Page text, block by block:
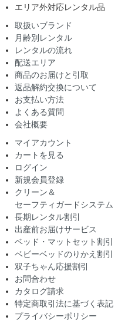
エリア外対応レンタル品
取扱いブランド
月齢別レンタル
レンタルの流れ
配送エリア
商品のお届けと引取
返品解約交換について
お支払い方法
よくある質問
会社概要
マイアカウント
カートを見る
ログイン
新規会員登録
クリーン＆
セーフティガードシステム
長期レンタル割引
出産前お届けサービス
ベッド・マットセット割引
ベビーベッドのりかえ割引
双子ちゃん応援割引
お問合わせ
カタログ請求
特定商取引法に基づく表記
プライバシーポリシー